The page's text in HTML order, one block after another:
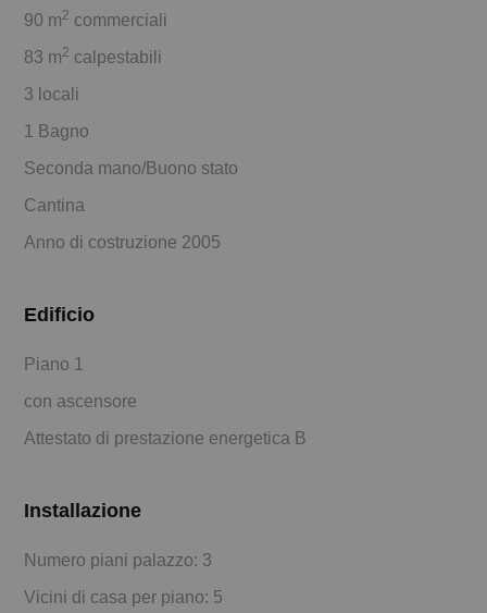
90 m2 commerciali
83 m2 calpestabili
3 locali
1 Bagno
Seconda mano/Buono stato
Cantina
Anno di costruzione 2005
Edificio
Piano 1
con ascensore
Attestato di prestazione energetica B
Installazione
Numero piani palazzo: 3
Vicini di casa per piano: 5